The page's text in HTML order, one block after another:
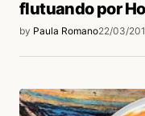
flutuando por
by Paula Romano22/03/